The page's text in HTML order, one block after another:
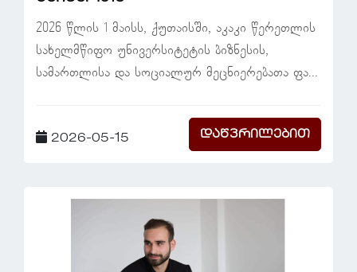
2026 წლის 1 მაისს, ქუთაისში, აკაკი წერეთლის
სახელმწიფო უნივერსიტეტის ბიზნესის,
სამართლისა და სოციალურ მეცნიერებათა ფა...
2026-05-15 დაწვრილებით